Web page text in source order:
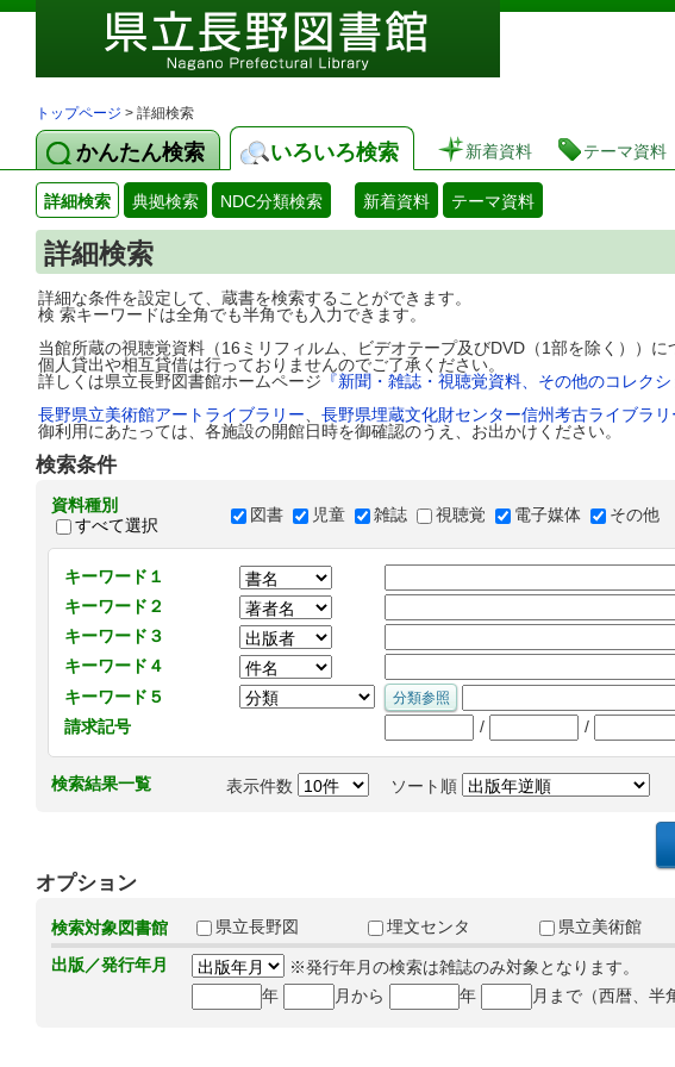
図書館 蔵書
トップページ > 詳細検索
かんたん検索 いろいろ検索 新着資料 テーマ資料
詳細検索 典拠検索 NDC分類検索 新着資料 テーマ資料
詳細検索
詳細な条件を設定して、蔵書を検索することができます。
検 索キーワードは全角でも半角でも入力できます。
当館所蔵の視聴覚資料（16ミリフィルム、ビデオテープ及びDVD（1部を除く））に
個人貸出や相互貸借は行っておりませんのでご了承ください。
詳しくは県立長野図書館ホームページ 『新聞・雑誌・視聴覚資料、その他のコレクシ
長野県立美術館アートライブラリー
長野県埋蔵文化財センター信州考古ライブラリ
御利用にあたっては、各施設の開館日時を御確認のうえ、お出かけください。
検索条件
資料種別
すべて選択
図書 児童 雑誌 視聴覚 電子媒体 その他
キーワード１
キーワード２
キーワード３
キーワード４
キーワード５
請求記号
/ /
検索結果一覧 表示件数 ソート順
オプション
検索対象図書館 県立長野図 埋文センタ
県立美術館
出版／発行年月
※発行年月の検索は雑誌のみ対象となります。
年
月から 年 月まで（西暦、半